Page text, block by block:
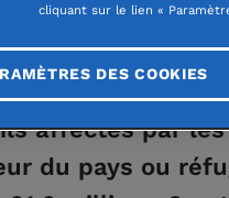
ans plus tard,
et que la crise
de France
affectés par
du pays ou
cliquant sur le lien «
DES COOKIES